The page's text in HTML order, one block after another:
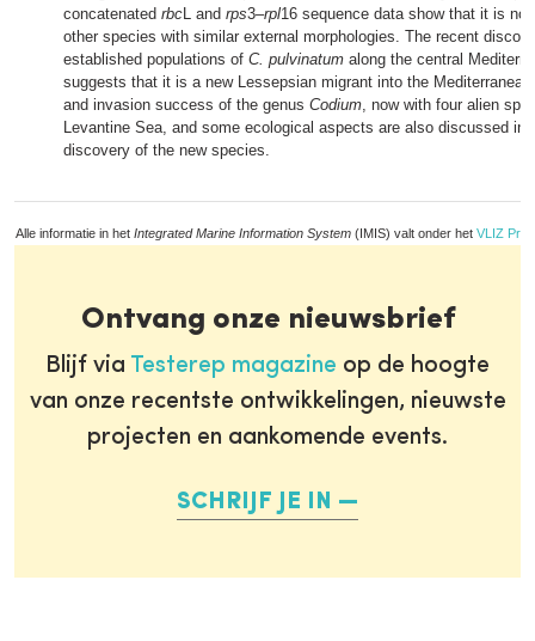
concatenated rbcL and rps3–rpl16 sequence data show that it is
other species with similar external morphologies. The recent
established populations of C. pulvinatum along the central
suggests that it is a new Lessepsian migrant into the
and invasion success of the genus Codium, now with four alien
Levantine Sea, and some ecological aspects are also discussed in
discovery of the new species.
Alle informatie in het Integrated Marine Information System (IMIS) valt onder het VLIZ
Ontvang onze nieuwsbrief
Blijf via Testerep magazine op de hoogte
van onze recentste ontwikkelingen, nieuwste
projecten en aankomende events.
SCHRIJF JE IN